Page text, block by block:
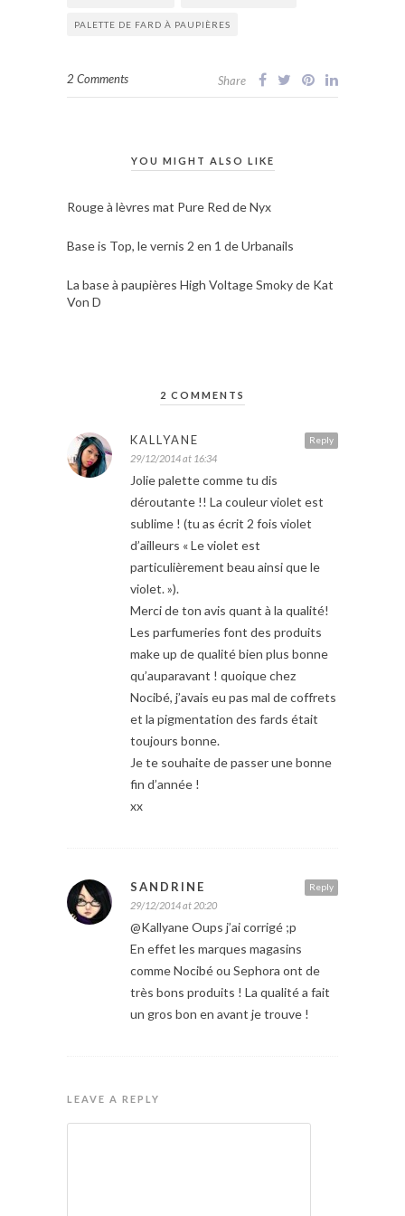
PALETTE DE FARD À PAUPIÈRES
2 Comments Share
YOU MIGHT ALSO LIKE
Rouge à lèvres mat Pure Red de Nyx
Base is Top, le vernis 2 en 1 de Urbanails
La base à paupières High Voltage Smoky de Kat
Von D
2 COMMENTS
Reply
KALLYANE
29/12/2014 at 16:34
Jolie palette comme tu dis
déroutante !! La couleur violet est
sublime ! (tu as écrit 2 fois violet
d’ailleurs « Le violet est
particulièrement beau ainsi que le
violet. »).
Merci de ton avis quant à la qualité!
Les parfumeries font des produits
make up de qualité bien plus bonne
qu’auparavant ! quoique chez
Nocibé, j’avais eu pas mal de coffrets
et la pigmentation des fards était
toujours bonne.
Je te souhaite de passer une bonne
fin d’année !
xx
Reply
SANDRINE
29/12/2014 at 20:20
@Kallyane Oups j’ai corrigé ;p
En effet les marques magasins
comme Nocibé ou Sephora ont de
très bons produits ! La qualité a fait
un gros bon en avant je trouve !
LEAVE A REPLY